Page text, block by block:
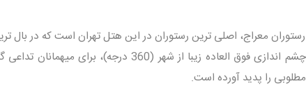
رستوران معراج، اصلی ترین رستوران در این هتل تهران است که در بال
چشم اندازی فوق العاده زیبا از شهر (360
مطلوبی را پدید آورده است.